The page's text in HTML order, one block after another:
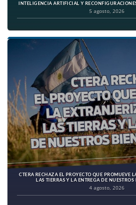
INTELIGENCIA ARTIFICIAL Y
5 agosto, 2026
CTERA RECHAZA EL PROYECTO QUE PROMUEVE
LAS TIERRAS Y LA ENTREGA DE
4 agosto, 2026